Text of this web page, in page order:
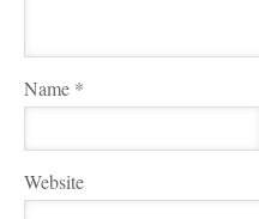
Name *
Website